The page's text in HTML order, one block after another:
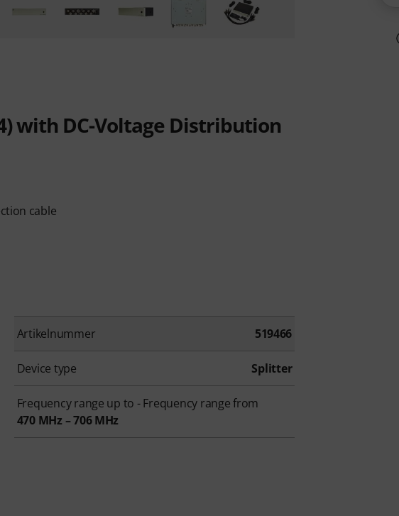
with DC-Voltage Distribution
cable
Artikelnummer 519466
Device type Splitter
Frequency range up to - Frequency range from
470 MHz – 706 MHz